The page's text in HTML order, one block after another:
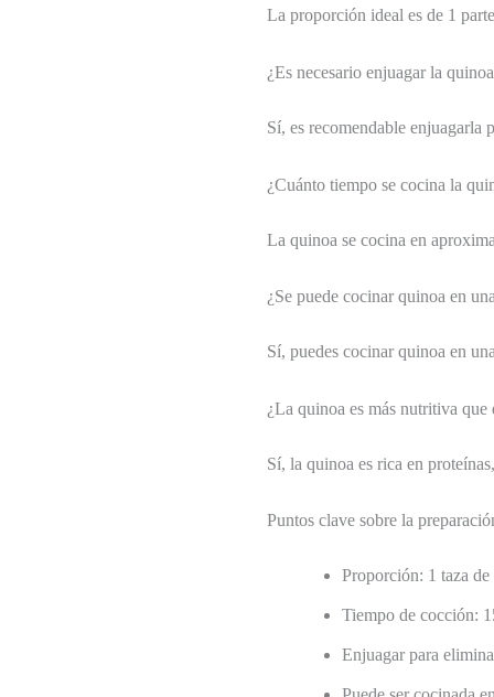
La proporción ideal es de 1
¿Es necesario enjuagar la
Sí, es recomendable enjuagarla
¿Cuánto tiempo se cocina la
La quinoa se cocina en
¿Se puede cocinar quinoa en
Sí, puedes cocinar quinoa en
¿La quinoa es más nutritiva que
Sí, la quinoa es rica en
Puntos clave sobre la
Proporción: 1 taza
Tiempo de cocción:
Enjuagar para